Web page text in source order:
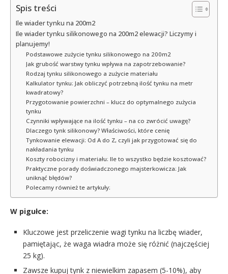
Spis treści
Ile wiader tynku na 200m2
Ile wiader tynku silikonowego na 200m2 elewacji? Liczymy i
planujemy!
Podstawowe zużycie tynku silikonowego na 200m2
Jak grubość warstwy tynku wpływa na zapotrzebowanie?
Rodzaj tynku silikonowego a zużycie materiału
Kalkulator tynku: Jak obliczyć potrzebną ilość tynku na metr
kwadratowy?
Przygotowanie powierzchni – klucz do optymalnego zużycia
tynku
Czynniki wpływające na ilość tynku – na co zwrócić uwagę?
Dlaczego tynk silikonowy? Właściwości, które cenię
Tynkowanie elewacji: Od A do Z, czyli jak przygotować się do
nakładania tynku
Koszty robocizny i materiału: Ile to wszystko będzie kosztować?
Praktyczne porady doświadczonego majsterkowicza: Jak
uniknąć błędów?
Polecamy również te artykuły:
W pigułce:
Kluczowe jest przeliczenie wagi tynku na liczbę wiader,
pamiętając, że waga wiadra może się różnić (najczęściej
25 kg).
Zawsze kupuj tynk z niewielkim zapasem (5-10%), aby